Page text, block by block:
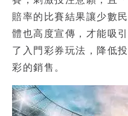
賠率的比賽結果讓少數
體也高度宣傳，才能吸
了入門彩券玩法，降低
彩的銷售。